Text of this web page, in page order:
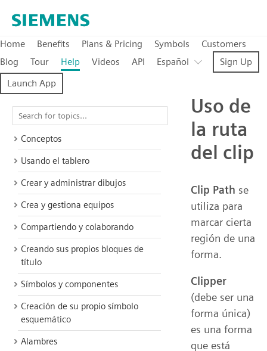
Home Benefits Plans & Pricing Symbols
Customers
Blog
Tour Help Videos API Español
Sign Up
Launch App
Conceptos
Usando el tablero
Crear y administrar dibujos
Crea y gestiona equipos
Compartiendo y colaborando
Creando sus propios bloques de
título
Símbolos y componentes
Creación de su propio símbolo
esquemático
Alambres
Uso de
la ruta
del clip
Clip Path se
utiliza para
marcar cierta
región de una
forma.
Clipper
(debe ser una
forma única)
es una forma
que está